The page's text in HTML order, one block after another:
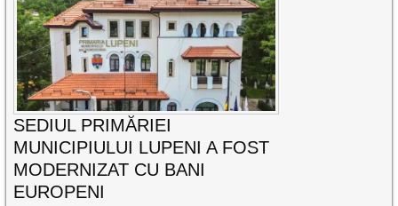
SEDIUL PRIMĂRIEI
MUNICIPIULUI LUPENI A FOST
MODERNIZAT CU BANI
EUROPENI